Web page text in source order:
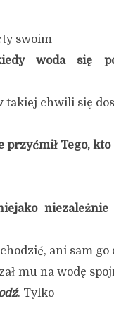
swoim
woda się
takiej chwili się
Tego, kto
ani sam go
mu na wodę
. Tylko